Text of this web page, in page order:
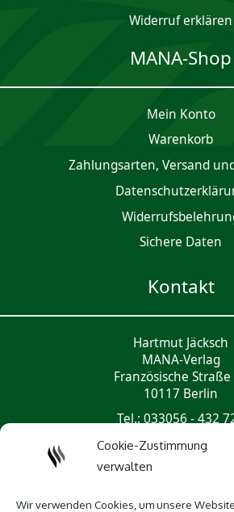
Cookie-Zustimmung
verwalten
Wir verwenden Cookies, um unsere
Widerruf erklären
MANA-Shop
Mein Konto
Waren­korb
Zahlungsarten, Versand
Sichere Daten
Kontakt
Hartmut Jäcksch
MANA-Verlag
Französische Straße
10117 Berlin
Tel.: 033056 - 432
Social Media